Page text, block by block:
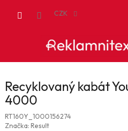
CZK
Recyklovaný kabát
4000
RT160Y_1000156274
Značka: Result